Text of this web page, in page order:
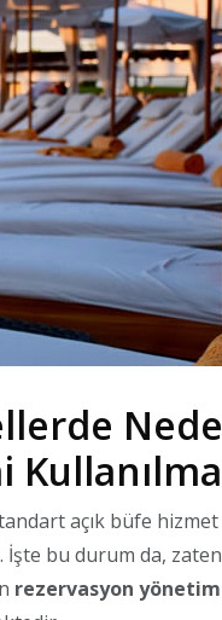
açık büfe
bu durum da,
rezervasyon